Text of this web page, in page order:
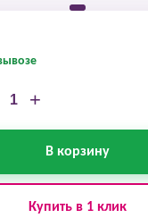
+
В корзину
Купить в 1 клик